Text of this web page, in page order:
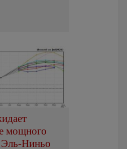
мощного
Эль-Ниньо